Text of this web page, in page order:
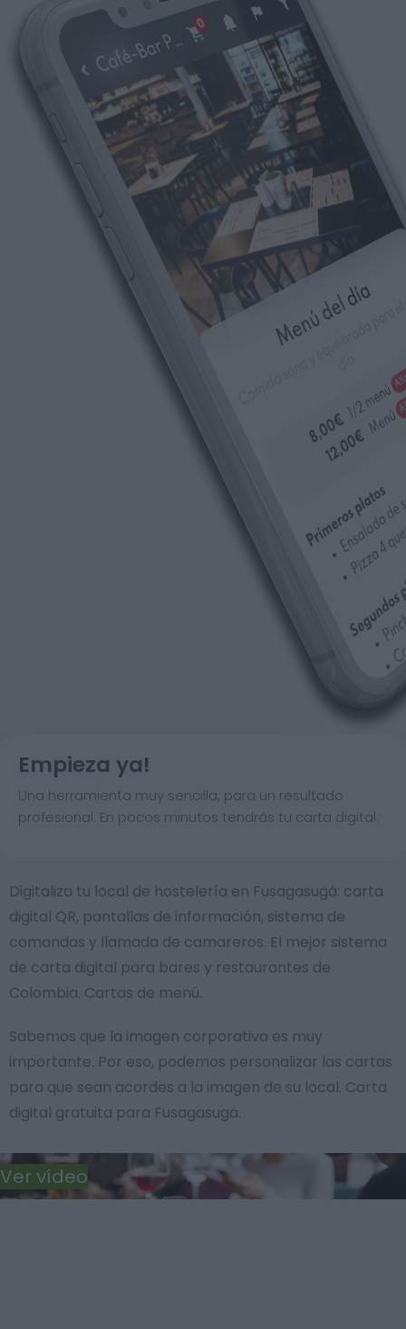
Empieza ya!
Una herramienta muy sencilla, para un resultado
profesional. En pocos minutos tendrás tu carta digital.
Digitaliza tu local de hostelería en Fusagasugá: carta
digital QR, pantallas de información, sistema de
comandas y llamada de camareros. El mejor sistema
de carta digital para bares y restaurantes de
Colombia. Cartas de menú.
Sabemos que la imagen corporativa es muy
importante. Por eso, podemos personalizar las cartas
para que sean acordes a la imagen de su local. Carta
digital gratuita para Fusagasugá.
Ver vídeo